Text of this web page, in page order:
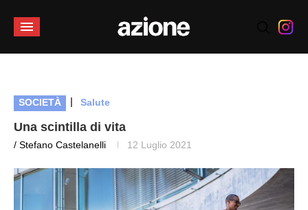
SOCIETÀ | Salute
Una scintilla di vita
/ Stefano Castelanelli 12 Luglio 2021